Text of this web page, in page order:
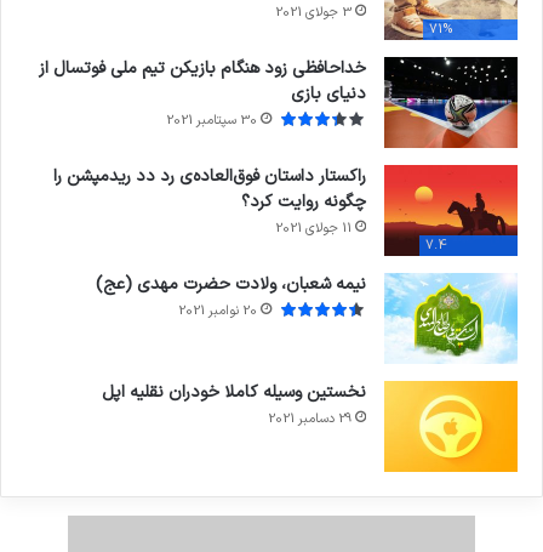
71%
3 جولای 2021
خداحافظی زود هنگام بازیکن تیم ملی فوتسال از
دنیای بازی
30 سپتامبر 2021
7.4
راکستار داستان فوق‌العاده‌ی رد دد ریدمپشن را
چگونه روایت کرد؟
11 جولای 2021
نیمه شعبان، ولادت حضرت مهدی (عج)
20 نوامبر 2021
نخستین وسیله کاملا خودران نقلیه اپل
29 دسامبر 2021